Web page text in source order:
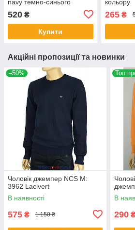
navy темно-синього
520 ₴
Купити
кольору
265₴
Акційні пропозиції та новинки
–50%
Чоловік джемпер NCS M:
3962 Lacivert
В наявності
575 ₴ 1 150 ₴
Топ
В
290